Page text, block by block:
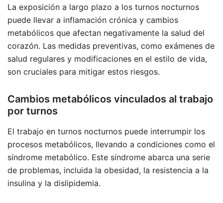
La exposición a largo plazo a los turnos nocturnos
puede llevar a inflamación crónica y cambios
metabólicos que afectan negativamente la salud del
corazón. Las medidas preventivas, como exámenes de
salud regulares y modificaciones en el estilo de vida,
son cruciales para mitigar estos riesgos.
Cambios metabólicos vinculados al trabajo
por turnos
El trabajo en turnos nocturnos puede interrumpir los
procesos metabólicos, llevando a condiciones como el
síndrome metabólico. Este síndrome abarca una serie
de problemas, incluida la obesidad, la resistencia a la
insulina y la dislipidemia.